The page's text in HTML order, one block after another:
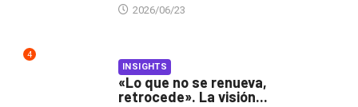
2026/06/23
4
INSIGHTS
«Lo que no se renueva,
retrocede». La visión...